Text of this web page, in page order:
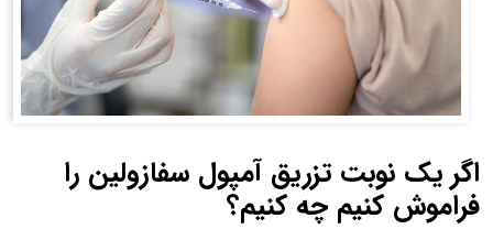
اگر یک نوبت تزریق آمپول سفازولین را
فراموش کنیم چه کنیم؟